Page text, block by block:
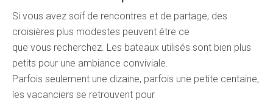
Si vous avez soif de rencontres et de partage, des
croisières plus modestes peuvent être ce
que vous recherchez. Les bateaux utilisés sont bien plus
petits pour une ambiance conviviale.
Parfois seulement une dizaine, parfois une petite centaine,
les vacanciers se retrouvent pour